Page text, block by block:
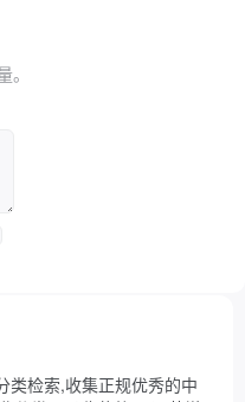
类检索,收集正规优秀的中